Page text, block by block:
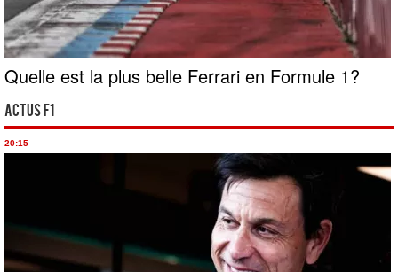
Quelle est la plus belle Ferrari en Formule 1?
Actus F1
20:15